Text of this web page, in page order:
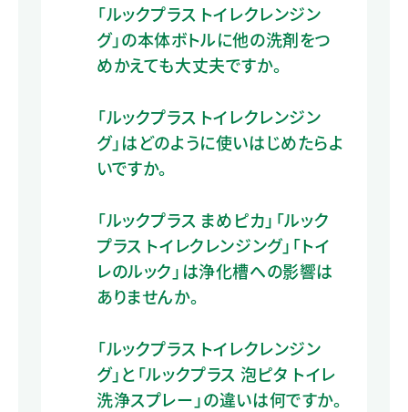
「ルックプラス トイレクレンジン
グ」の本体ボトルに他の洗剤をつ
めかえても大丈夫ですか。
「ルックプラス トイレクレンジン
グ」はどのように使いはじめたらよ
いですか。
「ルックプラス まめピカ」「ルック
プラス トイレクレンジング」「トイ
レのルック」は浄化槽への影響は
ありませんか。
「ルックプラス トイレクレンジン
グ」と「ルックプラス 泡ピタ トイレ
洗浄スプレー」の違いは何ですか。